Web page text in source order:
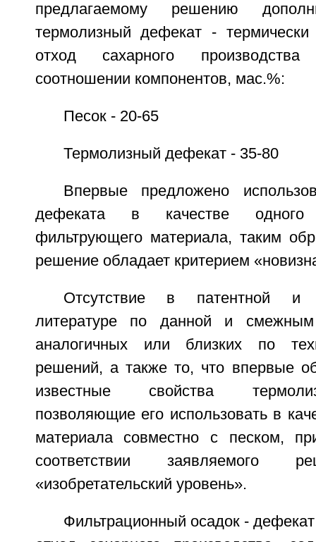
предлагаемому решению
термолизный дефекат -
отход сахарного
соотношении компонентов, мас.%:
Песок - 20-65
Термолизный дефекат - 35-80
Впервые предложено
дефеката в качестве одного
фильтрующего материала, таким
решение обладает критерием
Отсутствие в патентной и
литературе по данной и смежным
аналогичных или близких по
решений, а также то, что впервые
известные свойства
позволяющие его использовать в
материала совместно с песком,
соответствии заявляемого
«изобретательский уровень».
Фильтрационный осадок -